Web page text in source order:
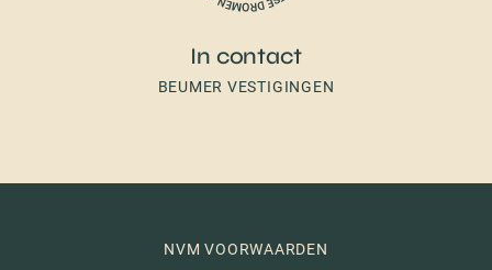
In contact
BEUMER VESTIGINGEN
NVM VOORWAARDEN